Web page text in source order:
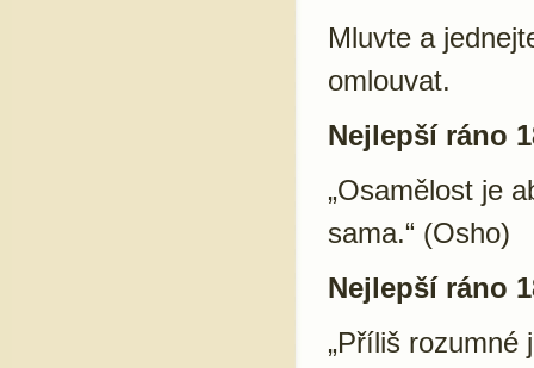
Mluvte a
omlouvat.
Nejlepší ráno
„Osamělost je
sama.“ (Osho)
Nejlepší ráno
„Příliš rozumné